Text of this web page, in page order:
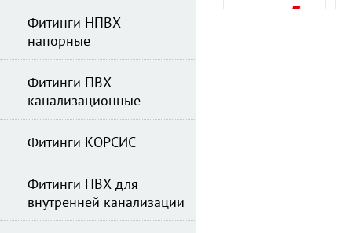
Фитинги НПВХ
напорные
Фитинги ПВХ
канализационные
Фитинги КОРСИС
Фитинги ПВХ для
внутренней канализации